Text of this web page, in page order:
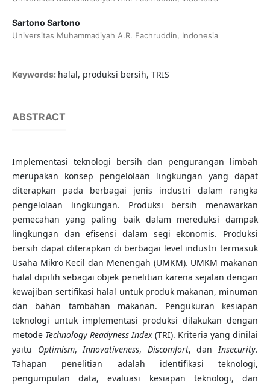
Sartono Sartono
Universitas Muhammadiyah A.R. Fachruddin, Indonesia
Keywords: halal, produksi bersih, TRIS
ABSTRACT
Implementasi teknologi bersih dan pengurangan limbah
merupakan konsep pengelolaan lingkungan yang dapat
diterapkan pada berbagai jenis industri dalam rangka
pengelolaan lingkungan. Produksi bersih menawarkan
pemecahan yang paling baik dalam mereduksi dampak
lingkungan dan efisensi dalam segi ekonomis. Produksi
bersih dapat diterapkan di berbagai level industri termasuk
Usaha Mikro Kecil dan Menengah (UMKM). UMKM makanan
halal dipilih sebagai objek penelitian karena sejalan dengan
kewajiban sertifikasi halal untuk produk makanan, minuman
dan bahan tambahan makanan. Pengukuran kesiapan
teknologi untuk implementasi produksi dilakukan dengan
metode Technology Readyness Index (TRI). Kriteria yang dinilai
yaitu Optimism,Innovativeness, Discomfort, danInsecurity.
Tahapan penelitian adalah identifikasi teknologi,
pengumpulan data, evaluasi kesiapan teknologi, dan